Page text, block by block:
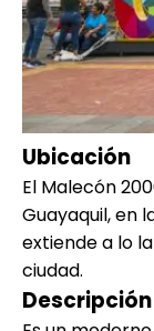
Ubicación
El Malecón
Guayaquil, en
extiende a lo
ciudad.